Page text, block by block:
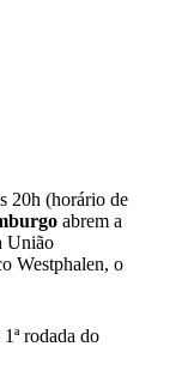
20h (horário de
abrem a
União
Westphalen, o
rodada do